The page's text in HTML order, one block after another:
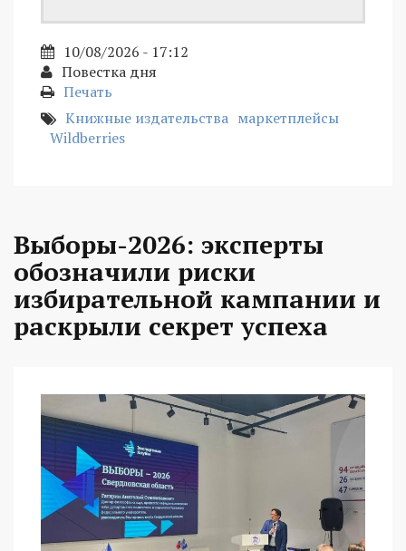
10/08/2026 - 17:12
Повестка дня
Печать
Книжные издательства маркетплейсы
Wildberries
Выборы-2026: эксперты
обозначили риски
избирательной кампании и
раскрыли секрет успеха